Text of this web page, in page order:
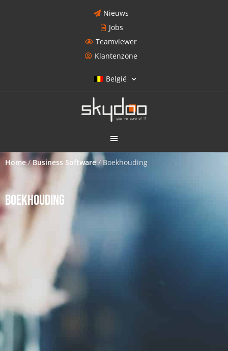
Nieuws
Jobs
Teamviewer
Klantenzone
België
Home/Business Software/Boekhouding
BOEKHOUDING